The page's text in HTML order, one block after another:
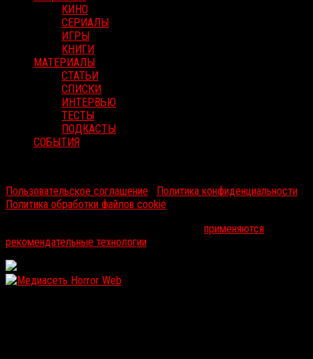
КИНО
СЕРИАЛЫ
ИГРЫ
КНИГИ
МАТЕРИАЛЫ
СТАТЬИ
СПИСКИ
ИНТЕРВЬЮ
ТЕСТЫ
ПОДКАСТЫ
СОБЫТИЯ
Пользовательское соглашение
Политика конфиденциальности
Политика обработки файлов cookie
применяются
рекомендательные технологии